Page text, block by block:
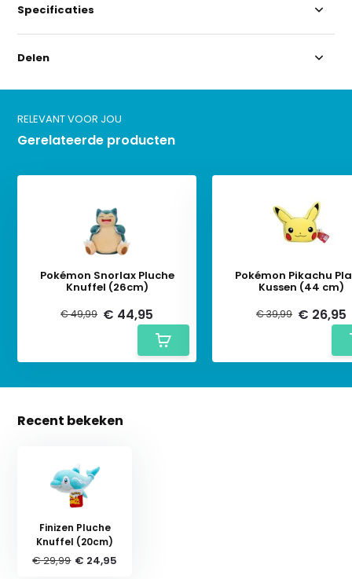
Specificaties
Delen
RELEVANT VOOR JOU
Gerelateerde producten
Pokémon Snorlax Pluche
Knuffel (26cm)
€ 49,99 € 44,95
Pokémon Pikachu
Kussen (44 cm)
€ 39,99 € 26,95
Recent bekeken
Finizen Pluche
Knuffel (20cm)
€ 29,99 € 24,95